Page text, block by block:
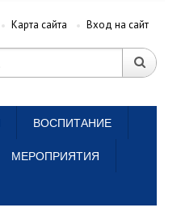
Карта сайта Вход на сайт
ВОСПИТАНИЕ
МЕРОПРИЯТИЯ